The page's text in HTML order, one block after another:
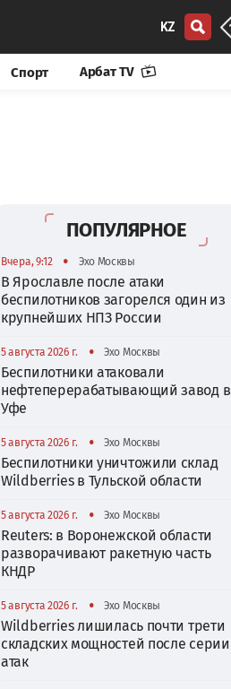
KZ
Спорт Арбат TV
ПОПУЛЯРНОЕ
Вчера, 9:12 • Эхо Москвы
В Ярославле после атаки
беспилотников загорелся один из
крупнейших НПЗ России
5 августа 2026 г. • Эхо Москвы
Беспилотники атаковали
нефтеперерабатывающий завод в
Уфе
5 августа 2026 г. • Эхо Москвы
Беспилотники уничтожили склад
Wildberries в Тульской области
5 августа 2026 г. • Эхо Москвы
Reuters: в Воронежской области
разворачивают ракетную часть
КНДР
5 августа 2026 г. • Эхо Москвы
Wildberries лишилась почти трети
складских мощностей после серии
атак